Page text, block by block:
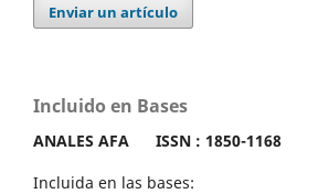
Enviar un artículo
Incluido en Bases
ANALES AFA ISSN : 1850-1168
Incluida en las bases: